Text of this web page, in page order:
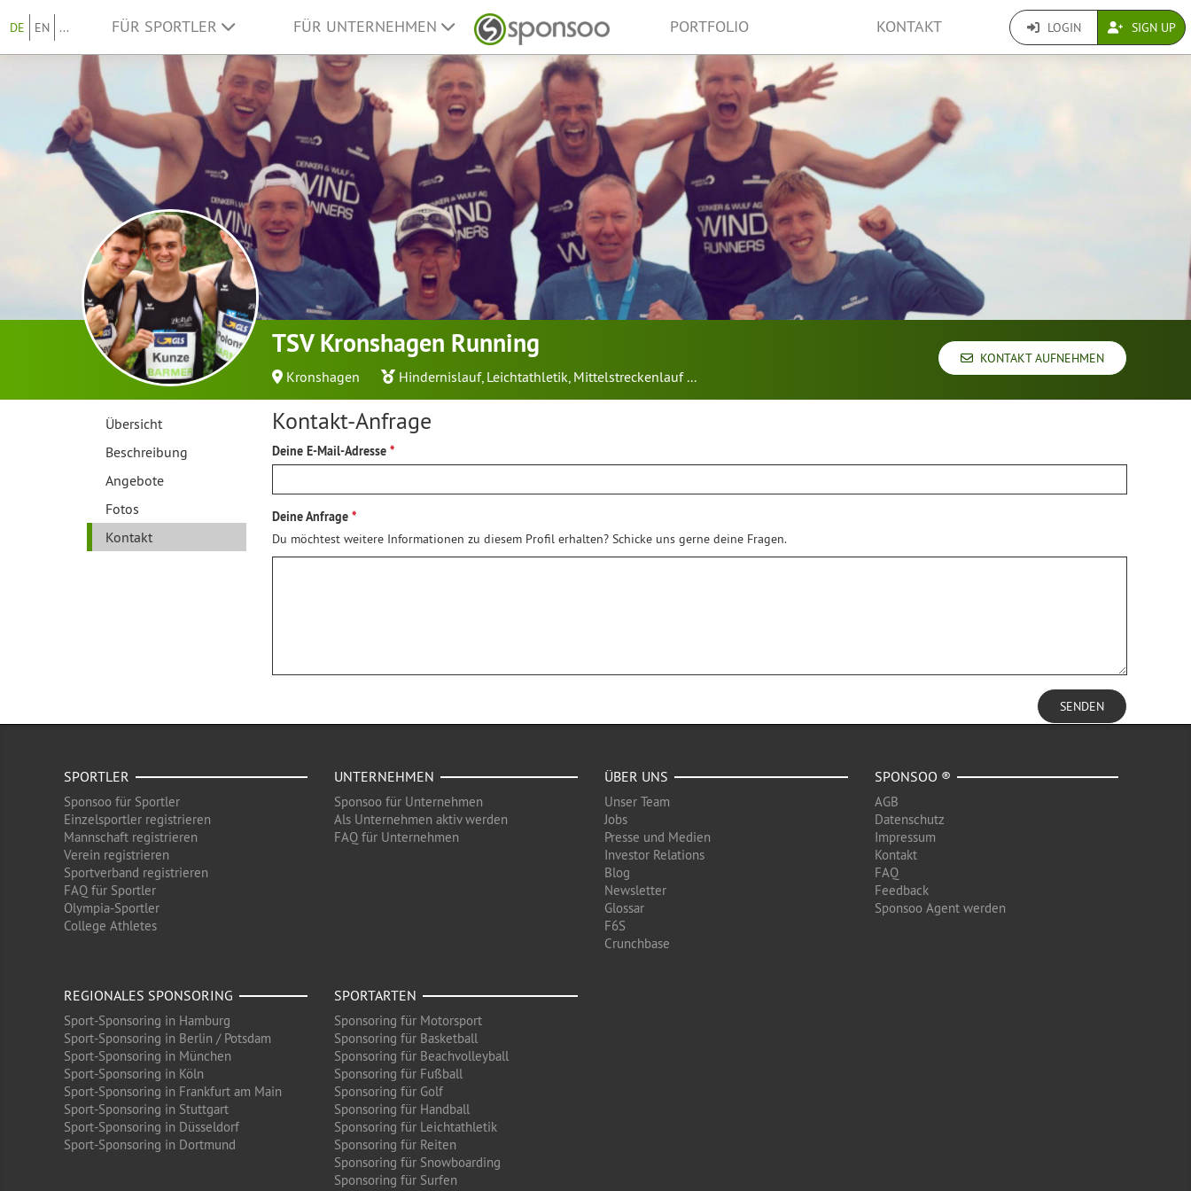
DE EN ... FÜR SPORTLER FÜR UNTERNEHMEN PORTFOLIO KONTAKT LOGIN SIGN UP
TSV Kronshagen Running
Kronshagen Hindernislauf, Leichtathletik, Mittelstreckenlauf...
KONTAKT AUFNEHMEN
Übersicht
Beschreibung
Angebote
Fotos
Kontakt
Kontakt-Anfrage
Deine E-Mail-Adresse
Deine Anfrage
Du möchtest weitere Informationen zu diesem Profil erhalten? Schicke uns gerne deine Fragen.
SENDEN
SPORTLER
Sponsoo für Sportler
Einzelsportler registrieren
Mannschaft registrieren
Verein registrieren
Sportverband registrieren
FAQ für Sportler
Olympia-Sportler
College Athletes
UNTERNEHMEN
Sponsoo für Unternehmen
Als Unternehmen aktiv werden
FAQ für Unternehmen
ÜBER UNS
Unser Team
Jobs
Presse und Medien
Investor Relations
Blog
Newsletter
Glossar
F6S
Crunchbase
SPONSOO ®
AGB
Datenschutz
Impressum
Kontakt
FAQ
Feedback
Sponsoo Agent werden
REGIONALES SPONSORING
Sport-Sponsoring in Hamburg
Sport-Sponsoring in Berlin / Potsdam
Sport-Sponsoring in München
Sport-Sponsoring in Köln
Sport-Sponsoring in Frankfurt am Main
Sport-Sponsoring in Stuttgart
Sport-Sponsoring in Düsseldorf
Sport-Sponsoring in Dortmund
SPORTARTEN
Sponsoring für Motorsport
Sponsoring für Basketball
Sponsoring für Beachvolleyball
Sponsoring für Fußball
Sponsoring für Golf
Sponsoring für Handball
Sponsoring für Leichtathletik
Sponsoring für Reiten
Sponsoring für Snowboarding
Sponsoring für Surfen